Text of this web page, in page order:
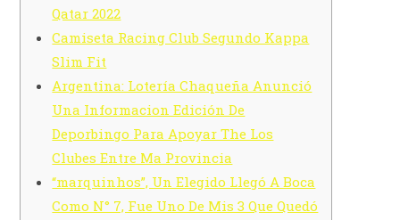
Qatar 2022
Camiseta Racing Club Segundo Kappa
Slim Fit
Argentina: Lotería Chaqueña Anunció
Una Informacion Edición De
Deporbingo Para Apoyar The Los
Clubes Entre Ma Provincia
“marquinhos”, Un Elegido Llegó A Boca
Como N° 7, Fue Uno De Mis 3 Que Quedó